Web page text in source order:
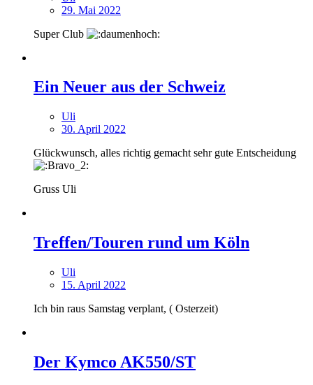
29. Mai 2022
Super Club
Ein Neuer aus der Schweiz
Uli
30. April 2022
Glückwunsch, alles richtig gemacht sehr gute Entscheidung
Gruss Uli
Treffen/Touren rund um Köln
Uli
15. April 2022
Ich bin raus Samstag verplant, ( Osterzeit)
Der Kymco AK550/ST